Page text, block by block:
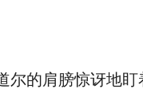
的肩膀惊讶地盯